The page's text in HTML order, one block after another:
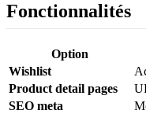
Fonctionnalités
Option
Wishlist
Product detail pages
SEO meta